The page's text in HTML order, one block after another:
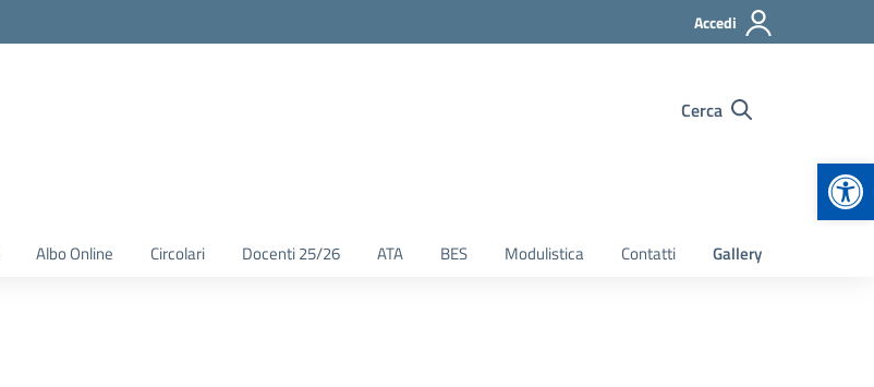
Accedi
Cerca
Albo Online Circolari Docenti 25/26 ATA BES Modulistica Contatti Gallery